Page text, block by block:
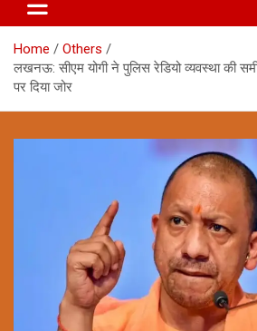
Home
Others
लखनऊ: सीएम योगी ने पुलिस रेडियो व्यवस्था की
पर दिया जोर